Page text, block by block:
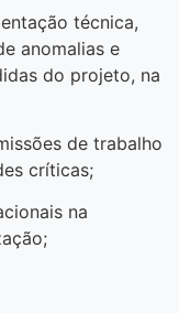
técnica,
anomalias e
do projeto, na
de trabalho
críticas;
na